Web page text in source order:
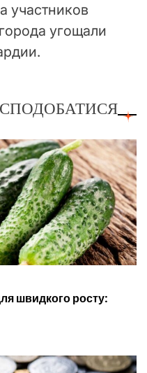
участников
угощали
швидкого росту: